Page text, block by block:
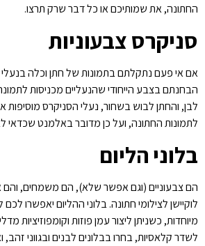
החתונה, את שמותיכם או כל דבר שרק תרצו.
סניקרס צבעוניות
אם אי פעם נתקלתם בתמונות של חתן וכלה בנעלי
הבחנתם בצבע הייחודי שהנעליים מכניסות
לבן, והחתן לבוש בשחור, נעלי הסניקרס מוסיפות
לתמונות החתונה, ועל כן מדובר באלמנט שכדאי
בלוני הליום
הם צבעוניים (וגם אפשר שלא), הם משמחים, והם
לוקיישן לצילומי חתונה. בלוני ההליום יאפשרו
מיוחדות, כשניתן ליצור עמן פוזות וקומפוזיציות
לשדר קלאסיות, בחרו בבלונים לבנים ובגווני